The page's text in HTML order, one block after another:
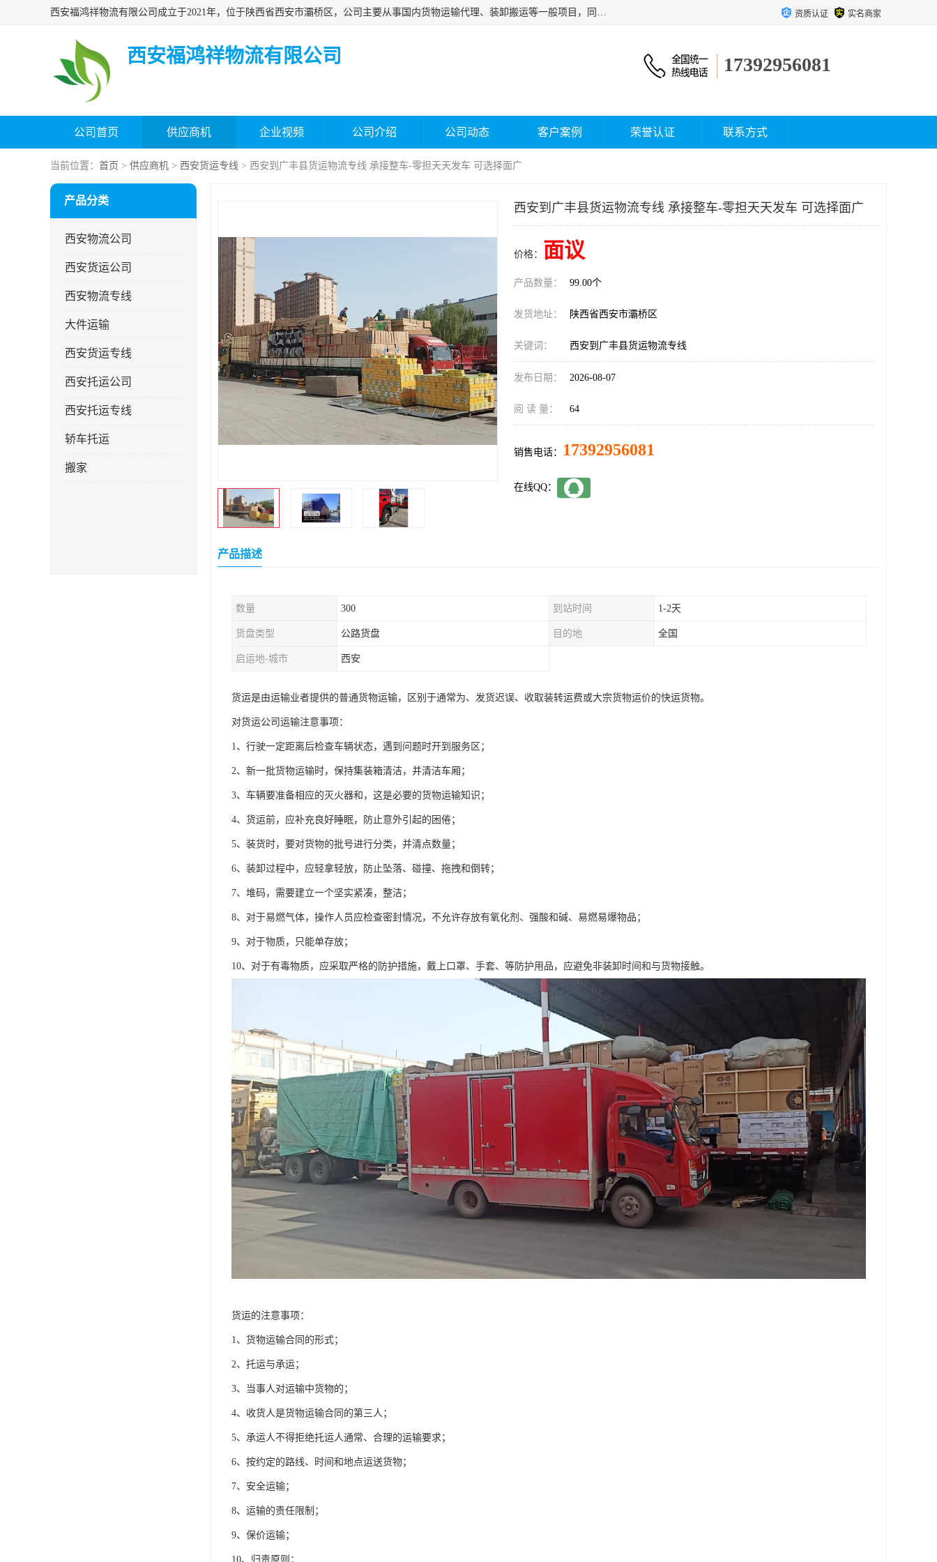
西安福鸿祥物流有限公司成立于2021年，位于陕西省西安市灞桥区，公司主要从事国内货物运输代理、装卸搬运等一般项目，同时具备道路货物运输（不含危险货物）的许可资质。凭借专业的物流服务和*的运输能力，公司致力于为客户提供安全、可靠的物流解决方案，满足多样化的运输需求，助力企业*运营。 资质认证 实名商家
西安福鸿祥物流有限公司 17392956081
公司首页 供应商机 企业视频 公司介绍 公司动态 客户案例 荣誉认证 联系方式
当前位置： 首页 > 供应商机 > 西安货运专线 > 西安到广丰县货运物流专线 承接整车-零担天天发车 可选择面广
产品分类
西安物流公司
西安货运公司
西安物流专线
大件运输
西安货运专线
西安托运公司
西安托运专线
轿车托运
搬家
西安到广丰县货运物流专线 承接整车-零担天天发车 可选择面广
价格： 面议
产品数量： 99.00个
发货地址： 陕西省西安市灞桥区
关键词： 西安到广丰县货运物流专线
发布日期： 2026-08-07
阅 读 量： 64
销售电话： 17392956081
在线QQ：
产品描述
数量 300 到站时间 1-2天
货盘类型 公路货盘 目的地 全国
启运地-城市 西安
货运是由运输业者提供的普通货物运输，区别于通常为、发货迟误、收取装转运费或大宗货物运价的快运货物。
对货运公司运输注意事项：
1、行驶一定距离后检查车辆状态，遇到问题时开到服务区；
2、新一批货物运输时，保持集装箱清洁，并清洁车厢；
3、车辆要准备相应的灭火器和，这是必要的货物运输知识；
4、货运前，应补充良好睡眠，防止意外引起的困倦；
5、装货时，要对货物的批号进行分类，并清点数量；
6、装卸过程中，应轻拿轻放，防止坠落、碰撞、拖拽和倒转；
7、堆码，需要建立一个坚实紧凑，整洁；
8、对于易燃气体，操作人员应检查密封情况，不允许存放有氧化剂、强酸和碱、易燃易爆物品；
9、对于物质，只能单存放；
10、对于有毒物质，应采取严格的防护措施，戴上口罩、手套、等防护用品，应避免非装卸时间和与货物接触。
货运的注意事项：
1、货物运输合同的形式；
2、托运与承运；
3、当事人对运输中货物的；
4、收货人是货物运输合同的第三人；
5、承运人不得拒绝托运人通常、合理的运输要求；
6、按约定的路线、时间和地点运送货物；
7、安全运输；
8、运输的责任限制；
9、保价运输；
10、归责原则；